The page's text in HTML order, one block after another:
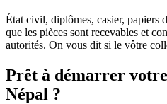
État civil, diplômes, casier, papiers
que les pièces sont recevables et
autorités. On vous dit si le vôtre
Prêt à démarrer
Népal ?